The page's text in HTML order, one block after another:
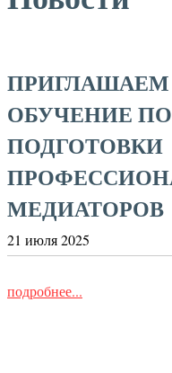
ОБУЧЕНИЕ
ПОДГОТОВКИ
МЕДИАТОРОВ
21 июля 2025
подробнее...